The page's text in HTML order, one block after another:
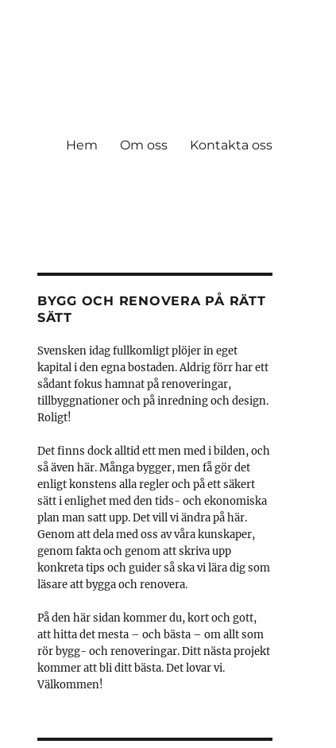
Hem Om oss Kontakta oss
BYGG OCH RENOVERA PÅ RÄTT
SÄTT
Svensken idag fullkomligt plöjer in eget
kapital i den egna bostaden. Aldrig förr har ett
sådant fokus hamnat på renoveringar,
tillbyggnationer och på inredning och design.
Roligt!
Det finns dock alltid ett men med i bilden, och
så även här. Många bygger, men få gör det
enligt konstens alla regler och på ett säkert
sätt i enlighet med den tids- och ekonomiska
plan man satt upp. Det vill vi ändra på här.
Genom att dela med oss av våra kunskaper,
genom fakta och genom att skriva upp
konkreta tips och guider så ska vi lära dig som
läsare att bygga och renovera.
På den här sidan kommer du, kort och gott,
att hitta det mesta – och bästa – om allt som
rör bygg- och renoveringar. Ditt nästa projekt
kommer att bli ditt bästa. Det lovar vi.
Välkommen!